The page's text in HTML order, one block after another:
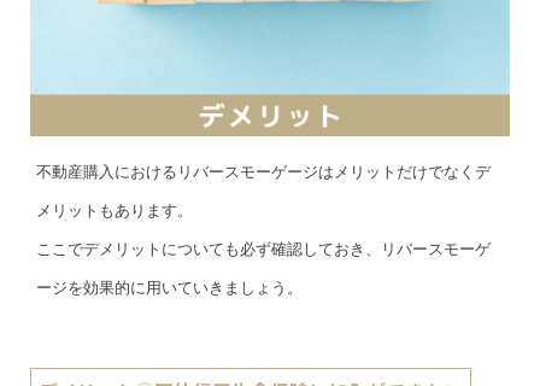
不動産購入におけるリバースモーゲージはメリットだけでなくデ
メリットもあります。
ここでデメリットについても必ず確認しておき、リバースモーゲ
ージを効果的に用いていきましょう。